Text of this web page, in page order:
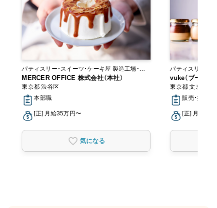
パティスリー・スイーツ・ケーキ屋 製造工場・ラ
ボ
MERCER OFFICE 株式会社（本社）
東京都 渋谷区
本部職
[正] 月給35万円〜
気になる
パティスリー・ス
vuke（ブーケ）
東京都 文京区
販売・接客,
[正] 月給28